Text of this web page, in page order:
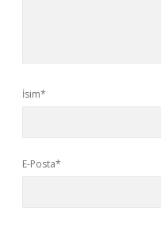
İsim*
E-Posta*